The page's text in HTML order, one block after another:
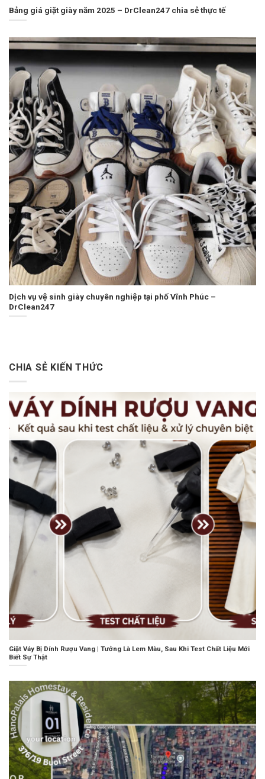
Bảng giá giặt giày năm 2025 – DrClean247 chia sẻ thực tế
Dịch vụ vệ sinh giày chuyên nghiệp tại phố Vĩnh Phúc –
DrClean247
CHIA SẺ KIẾN THỨC
Giặt Váy Bị Dính Rượu Vang | Tưởng Là Lem Màu, Sau Khi Test Chất Liệu Mới
Biết Sự Thật